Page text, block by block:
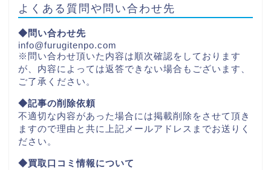
よくある質問や問い合わせ先
◆問い合わせ先
info@furugitenpo.com
※問い合わせ頂いた内容は順次確認をしております
が、内容によっては返答できない場合もございます、
ご了承ください。
◆記事の削除依頼
不適切な内容があった場合には掲載削除をさせて頂き
ますので理由と共に上記メールアドレスまでお送りく
ださい。
◆買取口コミ情報について